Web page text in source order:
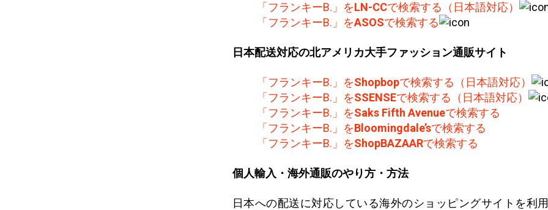
「フランキーB.」をLN-CCで検索する（日本語対応）
「フランキーB.」をASOSで検索する
日本配送対応の北アメリカ大手ファッション通販サイト
「フランキーB.」をShopbopで検索する（日本語対応）
「フランキーB.」をSSENSEで検索する（日本語対応）
「フランキーB.」をSaks Fifth Avenueで検索する
「フランキーB.」をBloomingdale’sで検索する
「フランキーB.」をShopBAZAARで検索する
個人輸入・海外通販のやり方・方法
日本への配送に対応している海外のショッピングサイトを利